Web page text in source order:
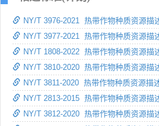
NY/T 3976-2021 热带作物种质资源描
NY/T 3977-2021 热带作物种质资源描
NY/T 1808-2022 热带作物种质资源描
NY/T 3810-2020 热带作物种质资源描
NY/T 3811-2020 热带作物种质资源描
NY/T 2813-2015 热带作物种质资源描
NY/T 3812-2020 热带作物种质资源描